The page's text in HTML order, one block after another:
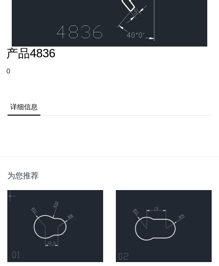
产品4836
0
详细信息
为您推荐